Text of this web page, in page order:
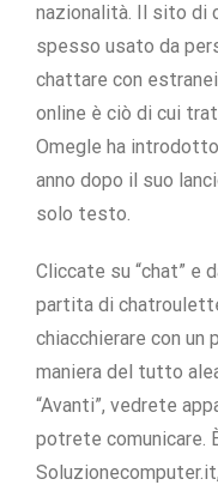
nazionalità. Il sito di
spesso usato da
chattare con
online è ciò di cui
Omegle ha
anno dopo il suo
solo testo.
Cliccate su “chat” e
partita di
chiacchierare con
maniera del tutto
“Avanti”, vedrete
potrete comunicare.